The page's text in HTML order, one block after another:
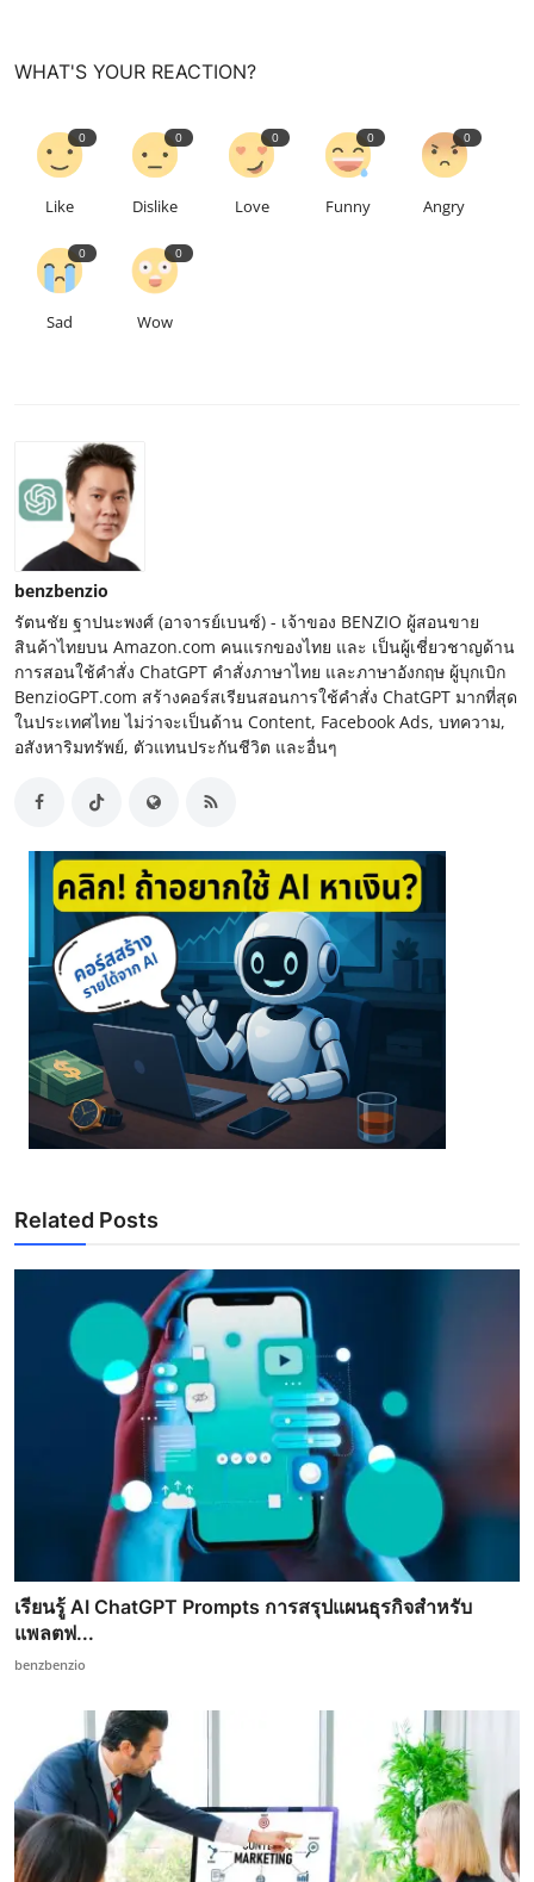
WHAT'S YOUR REACTION?
0
Like
0
Dislike
0
Love
0
Funny
0
Angry
0
Sad
0
Wow
benzbenzio
รัตนชัย ฐาปนะพงศ์ (อาจารย์เบนซ์) - เจ้าของ BENZIO ผู้สอนขาย
สินค้าไทยบน Amazon.com คนแรกของไทย และ เป็นผู้เชี่ยวชาญด้าน
การสอนใช้คำสั่ง ChatGPT คำสั่งภาษาไทย และภาษาอังกฤษ ผู้บุกเบิก
BenzioGPT.com สร้างคอร์สเรียนสอนการใช้คำสั่ง ChatGPT มากที่สุด
ในประเทศไทย ไม่ว่าจะเป็นด้าน Content, Facebook Ads, บทความ,
อสังหาริมทรัพย์, ตัวแทนประกันชีวิต และอื่นๆ
Related Posts
เรียนรู้ AI ChatGPT Prompts การสรุปแผนธุรกิจสำหรับ
แพลตฟ...
benzbenzio